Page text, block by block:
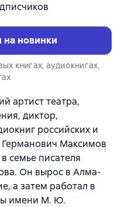
на новинки
книгах, аудиокнигах,
артист театра,
диктор,
российских и
Максимов
семье писателя
Он вырос в Алма-
а затем работал в
имени М. Ю.